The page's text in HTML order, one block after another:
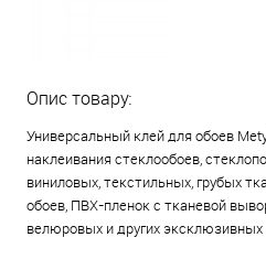
Опис товару:
Универсальный клей для обоев
наклеивания стеклообоев,
виниловых, текстильных, грубых
обоев, ПВХ-пленок с тканевой
велюровых и других